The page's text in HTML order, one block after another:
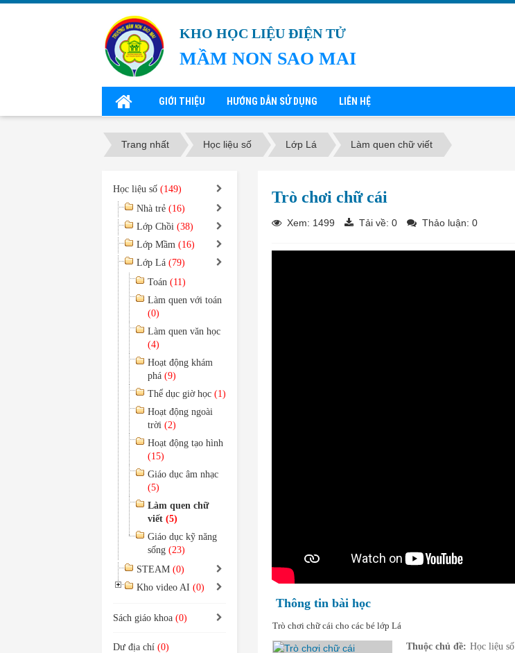
KHO HỌC LIỆU ĐIỆN TỬ
MẦM NON SAO MAI
GIỚI THIỆU HƯỚNG DẪN SỬ DỤNG LIÊN HỆ
Trang nhất Học liệu số Lớp Lá Làm quen chữ viết
Trò chơi chữ cái
Xem: 1499 Tải về: 0 Thảo luận: 0
Thông tin bài học
Trò chơi chữ cái cho các bé lớp Lá
Thuộc chủ đề: Học liệu số
Học liệu số (149)
Nhà trẻ (16)
Lớp Chồi (38)
Lớp Mầm (16)
Lớp Lá (79)
Toán (11)
Làm quen với toán
(0)
Làm quen văn học
(4)
Hoạt động khám
phá (9)
Thể dục giờ học (1)
Hoạt động ngoài
trời (2)
Hoạt động tạo hình
(15)
Giáo dục âm nhạc
(5)
Làm quen chữ
viết (5)
Giáo dục kỹ năng
sống (23)
STEAM (0)
Kho video AI (0)
Sách giáo khoa (0)
Dư địa chí (0)